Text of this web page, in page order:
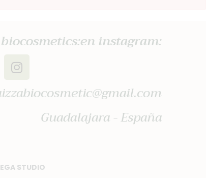
instagram:
Guadalajara - España
STUDIO